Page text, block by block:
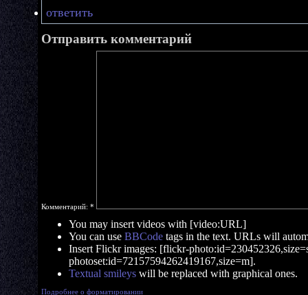
ответить
Отправить комментарий
Комментарий: *
You may insert videos with [video:URL]
You can use BBCode tags in the text. URLs will
Insert Flickr images: [flickr-
photoset:id=72157594262419167,size=m].
Textual smileys will be replaced with graphical ones.
Подробнее о форматировании